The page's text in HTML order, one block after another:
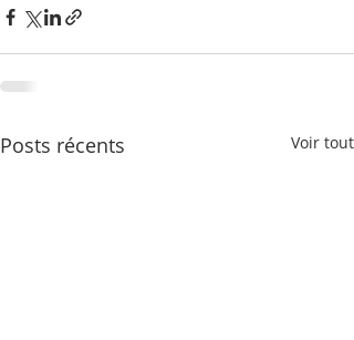
Posts récents Voir tout